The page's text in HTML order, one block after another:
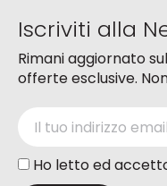
prodotto
Iscriviti alla
Rimani aggiornato
offerte esclusive.
Ho letto ed